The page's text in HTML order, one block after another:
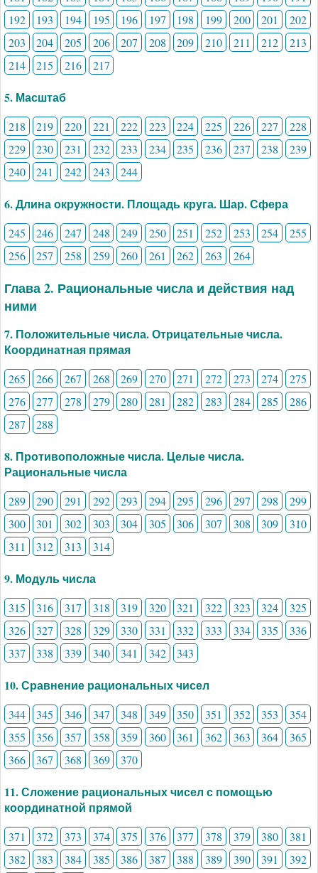
192
193 194 195 196 197 198 199 200 201
202
203
204 205 206 207 208 209 210 211 212
213
214
215 216 217
5. Масштаб
218 219 220 221 222 223 224 225 226 227
228
229
230 231 232 233 234 235 236 237 238
239
240
241 242 243 244
6. Длина окружности. Площадь круга. Шар. Сфера
245 246 247 248 249 250 251 252 253 254
255
256
257 258 259 260 261 262 263 264
Глава 2. Рациональные числа и действия над
ними
7. Положительные числа. Отрицательные числа.
Координатная прямая
265 266 267 268 269 270 271 272 273 274
275
276
277 278 279 280 281 282 283 284 285
286
287
288
8. Противоположные числа. Целые числа.
Рациональные числа
289 290 291 292 293 294 295 296 297 298
299
300
301 302 303 304 305 306 307 308 309
310
311
312 313 314
9. Модуль числа
315 316 317 318 319 320 321 322 323 324
325
326
327 328 329 330 331 332 333 334 335
336
337
338 339 340 341 342 343
10. Сравнение рациональных чисел
344 345 346 347 348 349 350 351 352 353
354
355
356 357 358 359 360 361 362 363 364
365
366
367 368 369 370
11. Сложение рациональных чисел с помощью
координатной прямой
371 372 373 374 375 376 377 378 379 380
381
382
383 384 385 386 387 388 389 390 391
392